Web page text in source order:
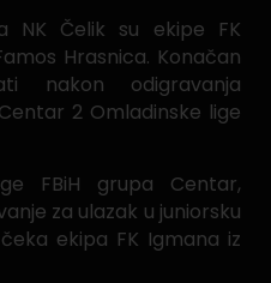
NK Čelik su ekipe FK
Hrasnica. Konačan
nakon odigravanja
2 Omladinske lige
FBiH grupa Centar,
za ulazak u juniorsku
ekipa FK Igmana iz